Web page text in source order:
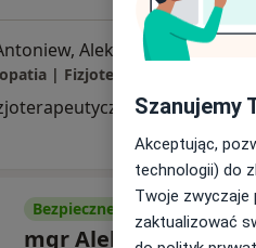
ul.Krucza 28, Antoniew, Aleksandrów Łódzki
Bezpieczne płatności
mgr Aleksandra
Szanujemy
Akceptując,
technologii) do
Twoje zwyczaje
zaktualizować